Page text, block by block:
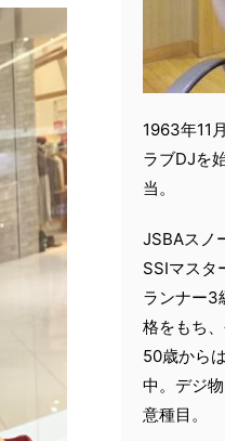
1963年11
ラブDJを
当。
JSBAスノ
SSIマスタ
ランナー3
格をもち
50歳から
中。デジ
意種目。